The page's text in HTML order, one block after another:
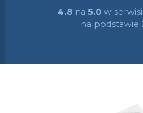
4.8 na 5.0w
na podstawie